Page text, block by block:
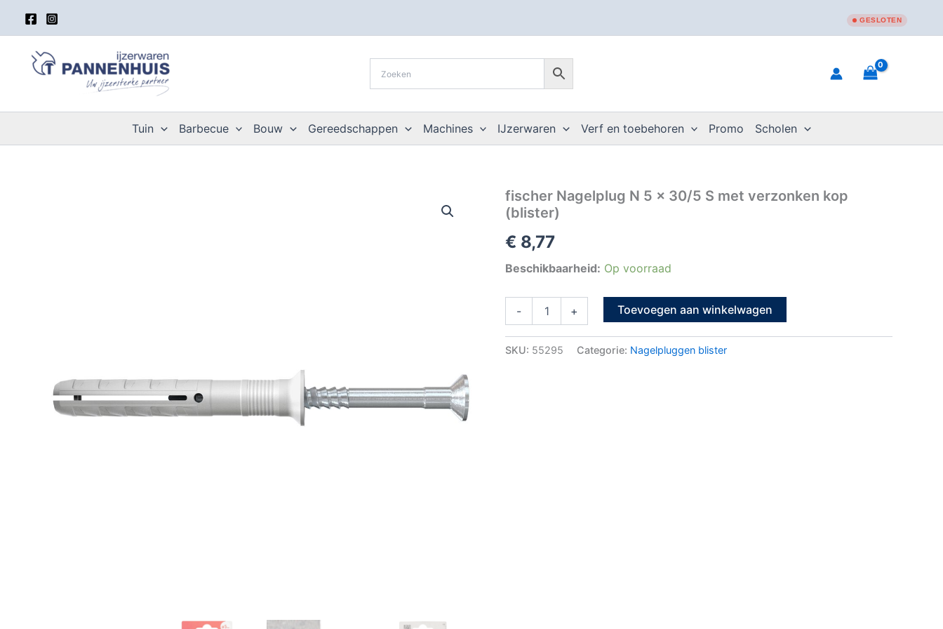
inhoud
GESLOTEN
Tuin Barbecue Bouw Gereedschappen Machines IJzerwaren Verf en toebehoren Promo Scholen
fischer Nagelplug N 5 x 30/5 S met verzonken kop
(blister)
€ 8,77
Beschikbaarheid: Op voorraad
-
fischer
Nagelplug
N
5
x
30/5
verzonken
(blister)
aantal
+ Toevoegen aan winkelwagen
SKU: 55295 Categorie: Nagelpluggen blister